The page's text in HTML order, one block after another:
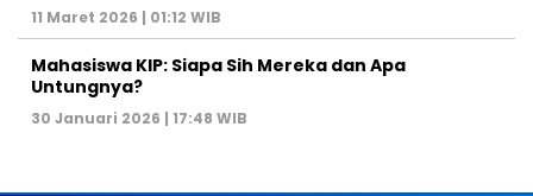
11 Maret 2026 | 01:12 WIB
Mahasiswa KIP: Siapa Sih Mereka dan Apa
Untungnya?
30 Januari 2026 | 17:48 WIB